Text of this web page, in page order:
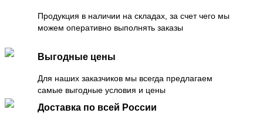
Продукция в наличии на складах, за счет чего мы
можем оперативно выполнять заказы
Выгодные цены
Для наших заказчиков мы всегда предлагаем
самые выгодные условия и цены
Доставка по всей России